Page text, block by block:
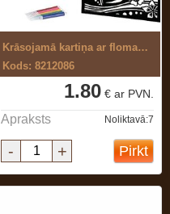
Krāsojamā kartiņa ar flomasteriem
Kods: 8212086
1.80 € ar PVN.
Apraksts Noliktavā:7
- + Pirkt